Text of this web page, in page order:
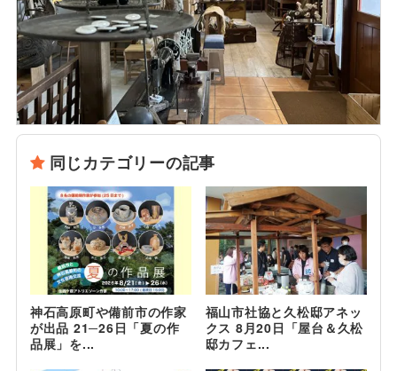
同じカテゴリーの記事
神石高原町や備前市の作家
が出品 21─26日「夏の作
品展」を...
福山市社協と久松邸アネッ
クス 8月20日「屋台＆久松
邸カフェ...